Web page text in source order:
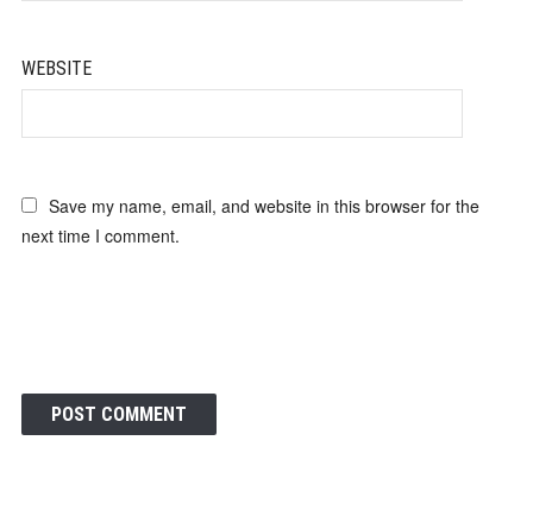
WEBSITE
Save my name, email, and website in this browser for the
next time I comment.